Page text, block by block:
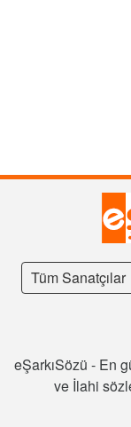
Tüm Sanatçılar
eŞarkıSözü - En
ve İlahi